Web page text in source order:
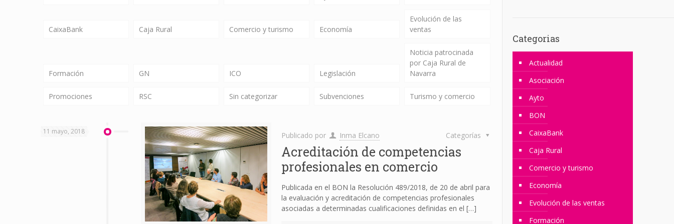
CaixaBank Caja Rural Comercio y turismo Economía
Evolución de las
ventas
Formación GN ICO Legislación
Noticia patrocinada
por Caja Rural de
Navarra
Promociones RSC Sin categorizar Subvenciones Turismo y comercio
11 mayo, 2018 Publicado por Inma Elcano Categorías
Acreditación de competencias
profesionales en comercio
Publicada en el BON la Resolución 489/2018, de 20 de abril para
la evaluación y acreditación de competencias profesionales
asociadas a determinadas cualificaciones definidas en el […]
Categorias
Actualidad
Asociación
Ayto
BON
CaixaBank
Caja Rural
Comercio y turismo
Economía
Evolución de las ventas
Formación